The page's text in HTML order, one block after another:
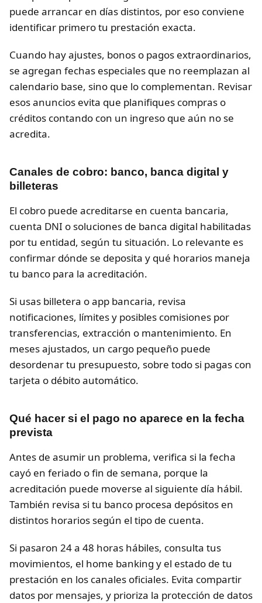
puede arrancar en días distintos, por eso conviene
identificar primero tu prestación exacta.
Cuando hay ajustes, bonos o pagos extraordinarios,
se agregan fechas especiales que no reemplazan al
calendario base, sino que lo complementan. Revisar
esos anuncios evita que planifiques compras o
créditos contando con un ingreso que aún no se
acredita.
Canales de cobro: banco, banca digital y
billeteras
El cobro puede acreditarse en cuenta bancaria,
cuenta DNI o soluciones de banca digital habilitadas
por tu entidad, según tu situación. Lo relevante es
confirmar dónde se deposita y qué horarios maneja
tu banco para la acreditación.
Si usas billetera o app bancaria, revisa
notificaciones, límites y posibles comisiones por
transferencias, extracción o mantenimiento. En
meses ajustados, un cargo pequeño puede
desordenar tu presupuesto, sobre todo si pagas con
tarjeta o débito automático.
Qué hacer si el pago no aparece en la fecha
prevista
Antes de asumir un problema, verifica si la fecha
cayó en feriado o fin de semana, porque la
acreditación puede moverse al siguiente día hábil.
También revisa si tu banco procesa depósitos en
distintos horarios según el tipo de cuenta.
Si pasaron 24 a 48 horas hábiles, consulta tus
movimientos, el home banking y el estado de tu
prestación en los canales oficiales. Evita compartir
datos por mensajes, y prioriza la protección de datos